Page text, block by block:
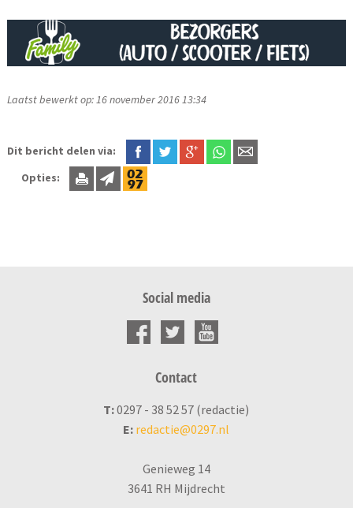
Laatst bewerkt op: 16 november 2016 13:34
Dit bericht delen via:
Opties:
Social media
Contact
T:0297 - 38 52 57 (redactie)
E: redactie@0297.nl
Genieweg 14
3641 RH Mijdrecht